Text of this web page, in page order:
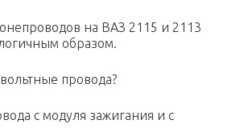
на ВАЗ 2115 и 2113
образом.
провода?
с модуля зажигания и с